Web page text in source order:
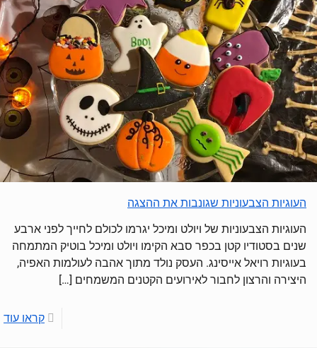
העוגיות הצבעוניות שגונבות את ההצגה
העוגיות הצבעוניות של ויולט ומיכל יגרמו לכולם לחייך לפני ארבע
שנים בסטודיו קטן בכפר סבא הקימו ויולט ומיכל בוטיק המתמחה
בעוגיות רויאל אייסינג. העסק נולד מתוך אהבה לעולמות האפיה,
היצירה והרצון לחבור לאירועים הקטנים המשמחים […]
קראו עוד